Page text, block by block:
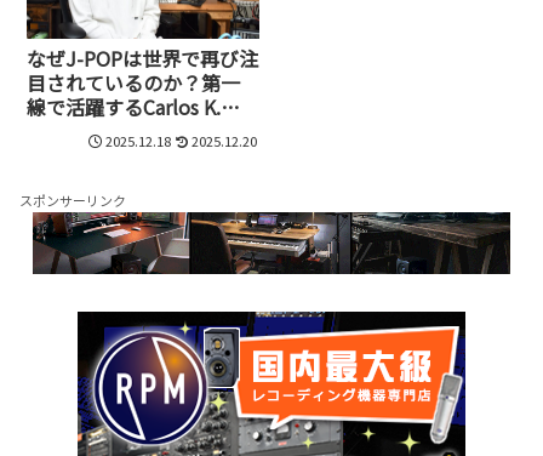
なぜJ-POPは世界で再び注
目されているのか？第一
線で活躍するCarlos K.さ
んが語る日本コンテンツ
の可能性2025.12.18 2025.12.20
スポンサーリンク